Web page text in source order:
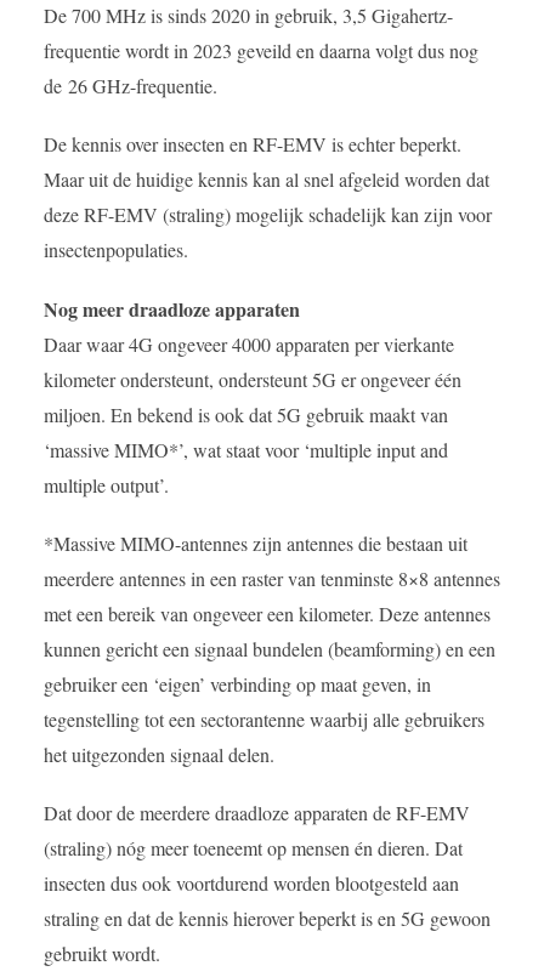
De 700 MHz is sinds 2020 in gebruik, 3,5 Gigahertz-
frequentie wordt in 2023 geveild en daarna volgt dus nog
de 26 GHz-frequentie.
De kennis over insecten en RF-EMV is echter beperkt.
Maar uit de huidige kennis kan al snel afgeleid worden dat
deze RF-EMV (straling) mogelijk schadelijk kan zijn voor
insectenpopulaties.
Nog meer draadloze apparaten
Daar waar 4G ongeveer 4000 apparaten per vierkante
kilometer ondersteunt, ondersteunt 5G er ongeveer één
miljoen. En bekend is ook dat 5G gebruik maakt van
‘massive MIMO*’, wat staat voor ‘multiple input and
multiple output’.
*Massive MIMO-antennes zijn antennes die bestaan uit
meerdere antennes in een raster van tenminste 8×8 antennes
met een bereik van ongeveer een kilometer. Deze antennes
kunnen gericht een signaal bundelen (beamforming) en een
gebruiker een ‘eigen’ verbinding op maat geven, in
tegenstelling tot een sectorantenne waarbij alle gebruikers
het uitgezonden signaal delen.
Dat door de meerdere draadloze apparaten de RF-EMV
(straling) nóg meer toeneemt op mensen én dieren. Dat
insecten dus ook voortdurend worden blootgesteld aan
straling en dat de kennis hierover beperkt is en 5G gewoon
gebruikt wordt.